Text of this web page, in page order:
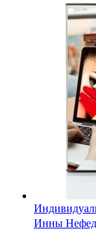
Инны